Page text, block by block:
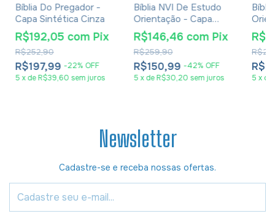
Bíblia Do Pregador -
Capa Sintética Cinza
R$197,99 -22% OFF
R$252,90
R$192,05 com Pix
5 xdeR$39,60 sem juros
Bíblia NVI De Estudo
Orientação - Capa
Luxo Rose Olive
R$150,99 -42% OFF
R$259,90
R$146,46 com Pix
5 xdeR$30,20 sem juros
Luxo
5 x de
Newsletter
Cadastre-se e receba nossas ofertas.